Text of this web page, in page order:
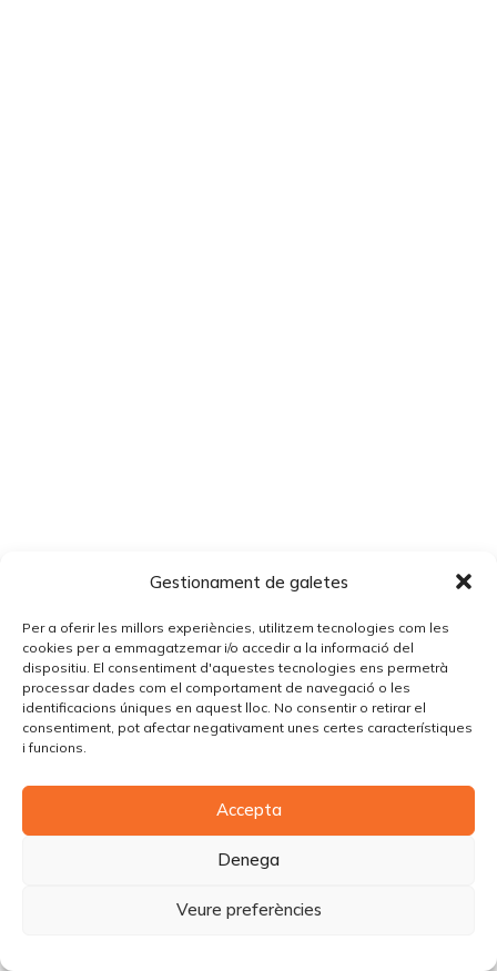
Gestionament de galetes
Per a oferir les millors experiències, utilitzem tecnologies com les
cookies per a emmagatzemar i/o accedir a la informació del
dispositiu. El consentiment d'aquestes tecnologies ens permetrà
processar dades com el comportament de navegació o les
identificacions úniques en aquest lloc. No consentir o retirar el
consentiment, pot afectar negativament unes certes característiques
i funcions.
Accepta
Denega
Veure preferències